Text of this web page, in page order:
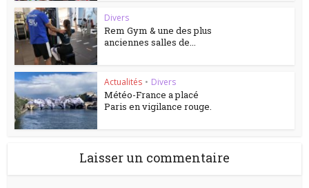
Divers
Rem Gym & une des plus
anciennes salles de...
Actualités • Divers
Météo-France a placé
Paris en vigilance rouge.
Laisser un commentaire